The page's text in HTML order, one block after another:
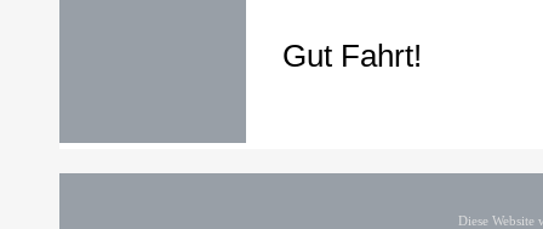
Gut Fahrt!
Diese